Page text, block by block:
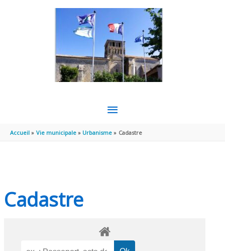
MENU
PRINCIPAL
Accueil Vie municipale Urbanisme Cadastre
Cadastre